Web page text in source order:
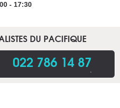
- 17:30
DU PACIFIQUE
022 786 14 87.